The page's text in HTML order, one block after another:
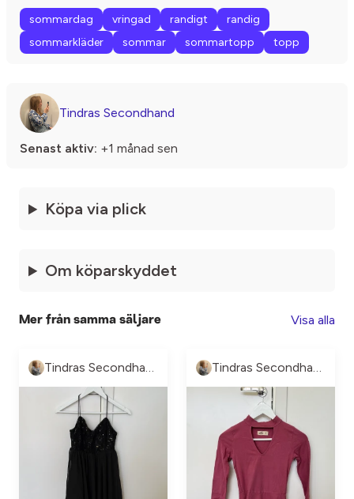
sommardag vringad randigt
randig
sommarkläder
sommar sommartopp topp
Tindras Secondhand
Senast aktiv: +1 månad sen
Köpa via plick
Om köparskyddet
Mer från samma säljare Visa alla
Tindras Secondhand Tindras Secondhand